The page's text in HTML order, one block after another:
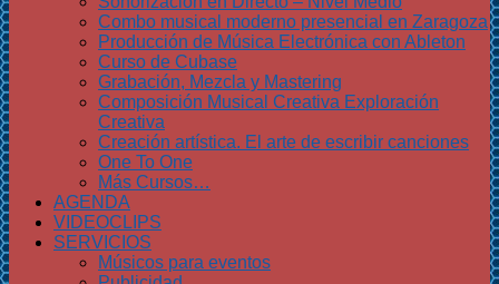
Combo musical moderno presencial en Zaragoza
Producción de Música Electrónica con Ableton
Curso de Cubase
Grabación, Mezcla y Mastering
Composición Musical Creativa Exploración
Creativa
Creación artística. El arte de escribir canciones
One To One
Más Cursos…
AGENDA
VIDEOCLIPS
SERVICIOS
Músicos para eventos